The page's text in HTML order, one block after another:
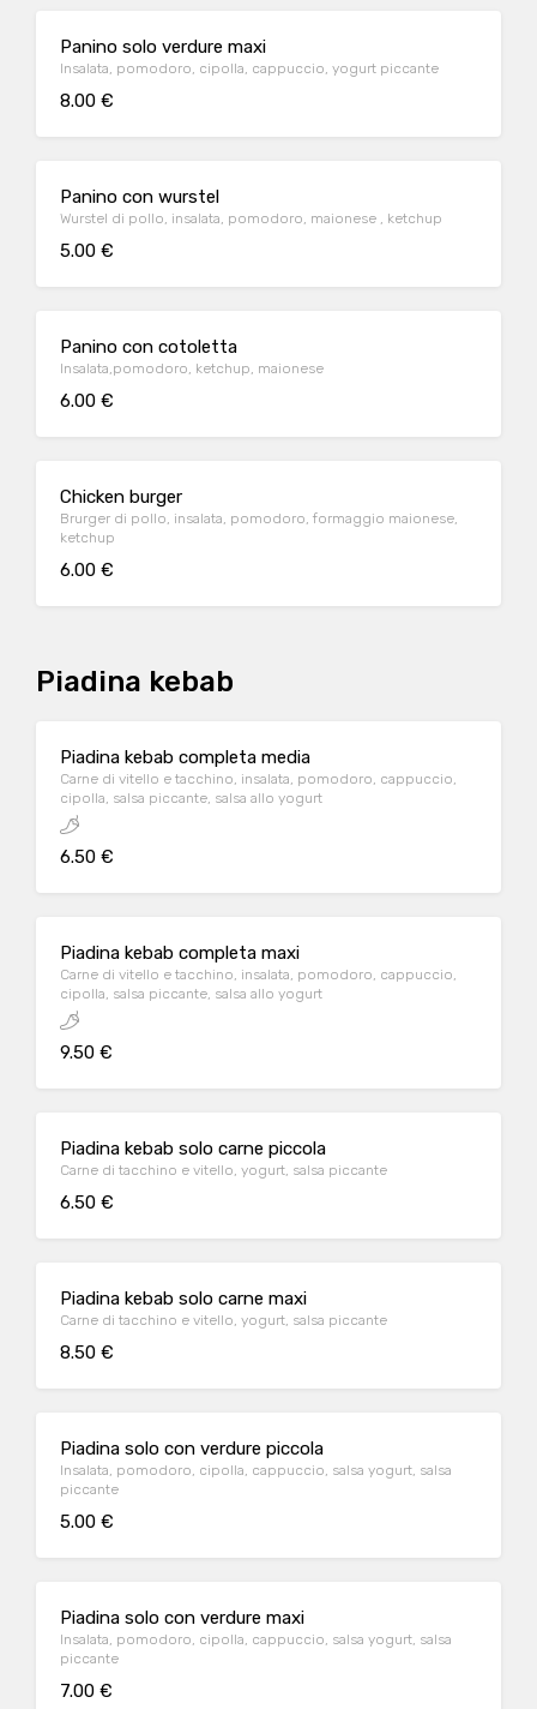
Panino solo verdure maxi
Insalata, pomodoro, cipolla, cappuccio, yogurt piccante
8.00 €
Panino con wurstel
Wurstel di pollo, insalata, pomodoro, maionese , ketchup
5.00 €
Panino con cotoletta
Insalata,pomodoro, ketchup, maionese
6.00 €
Chicken burger
Brurger di pollo, insalata, pomodoro, formaggio maionese,
ketchup
6.00 €
Piadina kebab
Piadina kebab completa media
Carne di vitello e tacchino, insalata, pomodoro, cappuccio,
cipolla, salsa piccante, salsa allo yogurt
6.50 €
Piadina kebab completa maxi
Carne di vitello e tacchino, insalata, pomodoro, cappuccio,
cipolla, salsa piccante, salsa allo yogurt
9.50 €
Piadina kebab solo carne piccola
Carne di tacchino e vitello, yogurt, salsa piccante
6.50 €
Piadina kebab solo carne maxi
Carne di tacchino e vitello, yogurt, salsa piccante
8.50 €
Piadina solo con verdure piccola
Insalata, pomodoro, cipolla, cappuccio, salsa yogurt, salsa
piccante
5.00 €
Piadina solo con verdure maxi
Insalata, pomodoro, cipolla, cappuccio, salsa yogurt, salsa
piccante
7.00 €